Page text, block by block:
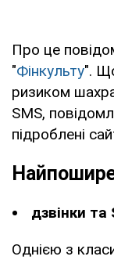
Про це
"Фінкульту".
ризиком
SMS,
підроблені
дзвінки та
Однією з